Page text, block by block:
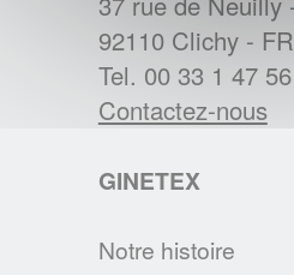
BREXIT : L'IMPACT
Les régles d'étiquetage
changent au 1er
Textile & Fashion
92110 Clichy -
Tel. 00 33 1 47
Contactez-nous
GINETEX
Notre histoire